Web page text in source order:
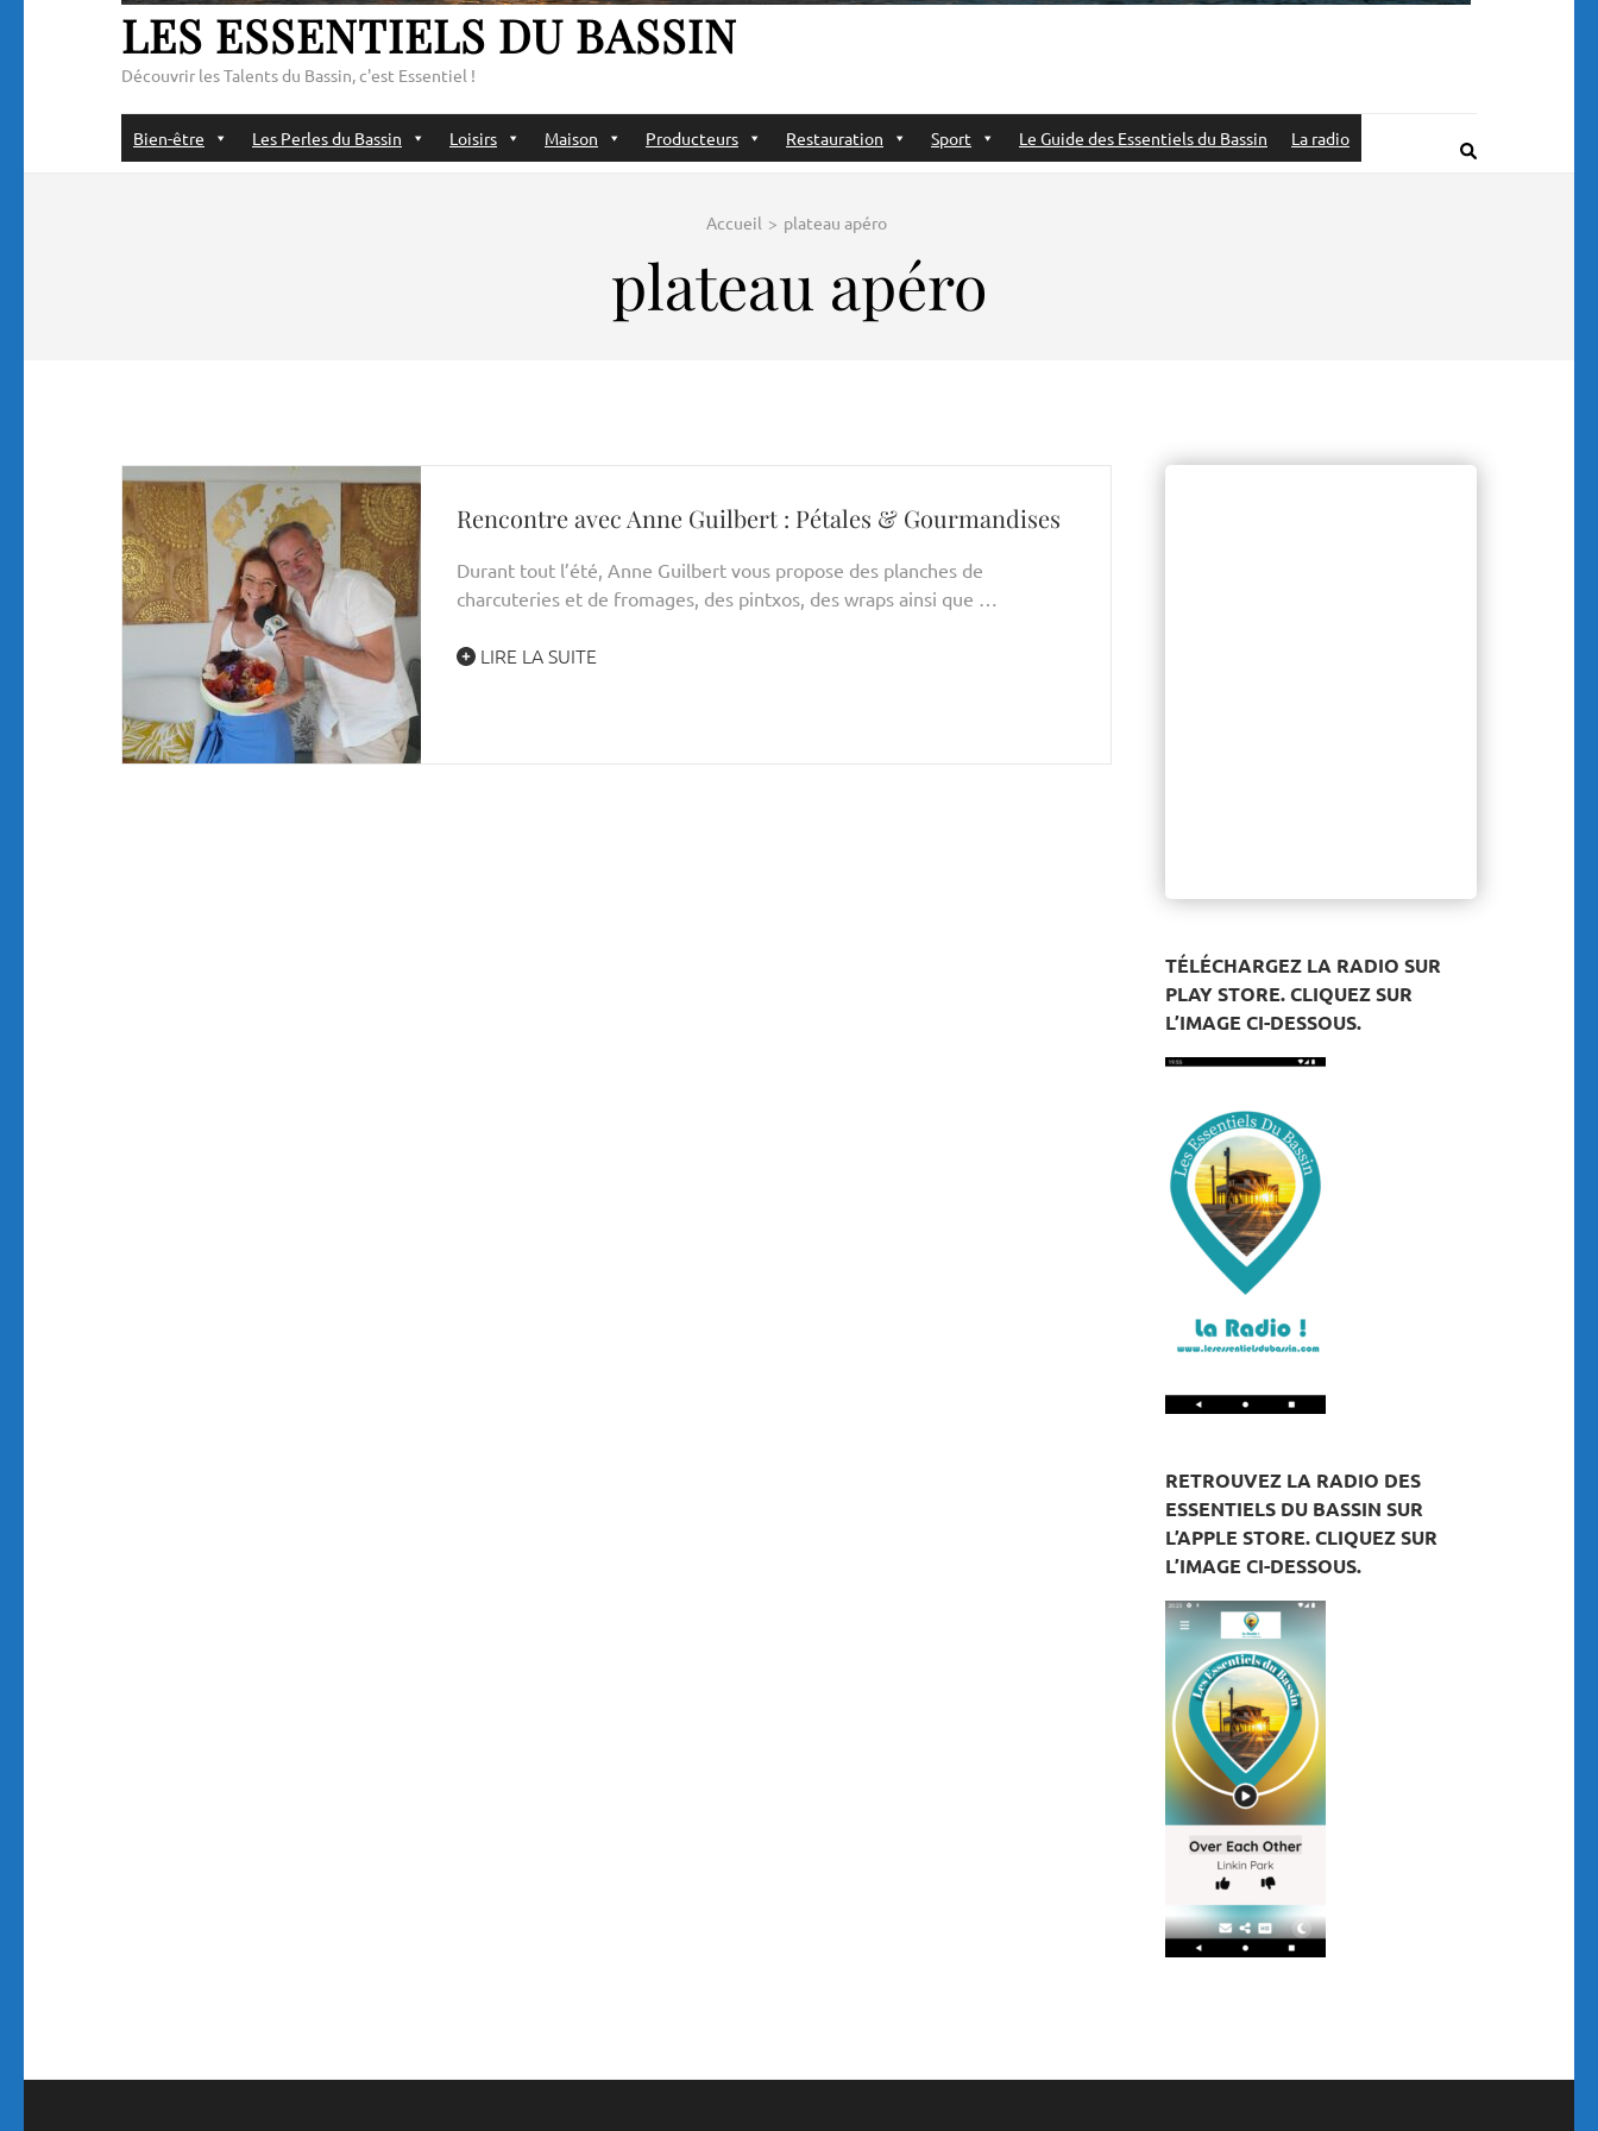
LES ESSENTIELS DU BASSIN
Découvrir les Talents du Bassin, c'est Essentiel !
Bien-être Les Perles du Bassin Loisirs Maison Producteurs Restauration Sport Le Guide des Essentiels du Bassin La radio
Accueil > plateau apéro
plateau apéro
Rencontre avec Anne Guilbert : Pétales & Gourmandises
Durant tout l’été, Anne Guilbert vous propose des planches de
charcuteries et de fromages, des pintxos, des wraps ainsi que …
LIRE LA SUITE
TÉLÉCHARGEZ LA RADIO SUR
PLAY STORE. CLIQUEZ SUR
L’IMAGE CI-DESSOUS.
RETROUVEZ LA RADIO DES
ESSENTIELS DU BASSIN SUR
L’APPLE STORE. CLIQUEZ SUR
L’IMAGE CI-DESSOUS.